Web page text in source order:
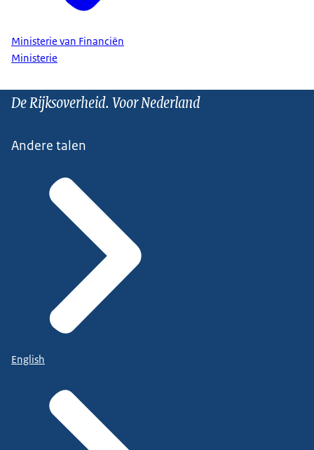
Ministerie van Financiën
Ministerie
De Rijksoverheid. Voor Nederland
Andere talen
English